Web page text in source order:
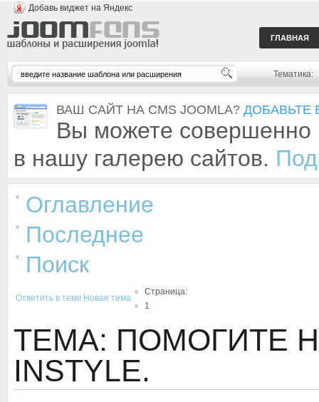
Добавь виджет на Яндекс
ГЛАВНАЯ
Тематика:
ВАШ САЙТ НА CMS JOOMLA? ДОБАВЬТЕ
Вы можете совершенно
в нашу галерею сайтов.
Оглавление
Последнее
Поиск
Ответить в теме Новая тема
Страница:
1
ТЕМА: ПОМОГИТЕ
INSTYLE.